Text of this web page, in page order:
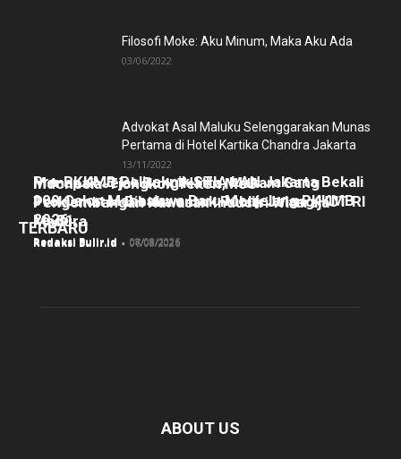
Filosofi Moke: Aku Minum, Maka Aku Ada
03/06/2022
Advokat Asal Maluku Selenggarakan Munas
Pertama di Hotel Kartika Chandra Jakarta
13/11/2022
TERBARU
Pra-PKKMB Politeknik STIA LAN Jakarta Bekali
300 Calon Mahasiswa Baru Menjelang PKKMB
2026
Redaksi Bulir.id - 08/08/2026
Menapak Jejak Bung Hatta, Makam Sang
Proklamator Dibuka untuk Publik Jelang HUT RI
ke-81
Redaksi Bulir.id - 07/08/2026
Indonesia-Tiongkok Teken MoU
Pengembangan Kawasan Industri Wiraraja
Madura
Redaksi Bulir.id - 06/08/2026
ABOUT US